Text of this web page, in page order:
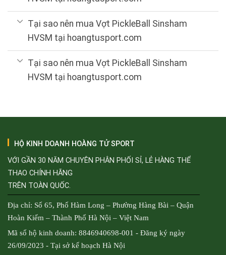
Tại sao nên mua Vợt PickleBall Sinsham
HVSM tại hoangtusport.com
Tại sao nên mua Vợt PickleBall Sinsham
HVSM tại hoangtusport.com
HỘ KINH DOANH HOÀNG TỬ SPORT
VỚI GẦN 30 NĂM CHUYÊN PHÂN PHỐI SỈ, LẺ HÀNG THỂ
THAO CHÍNH HÃNG
TRÊN TOÀN QUỐC.
Địa chỉ: Số 65, Phố Hàm Long – Phường Hàng Bài – Quận
Hoàn Kiếm – Thành Phố Hà Nội – Việt Nam
Mã số hộ kinh doanh: 8846940698-001 - Đăng ký ngày
26/09/2023 - Tại sở kế hoạch Hà Nội